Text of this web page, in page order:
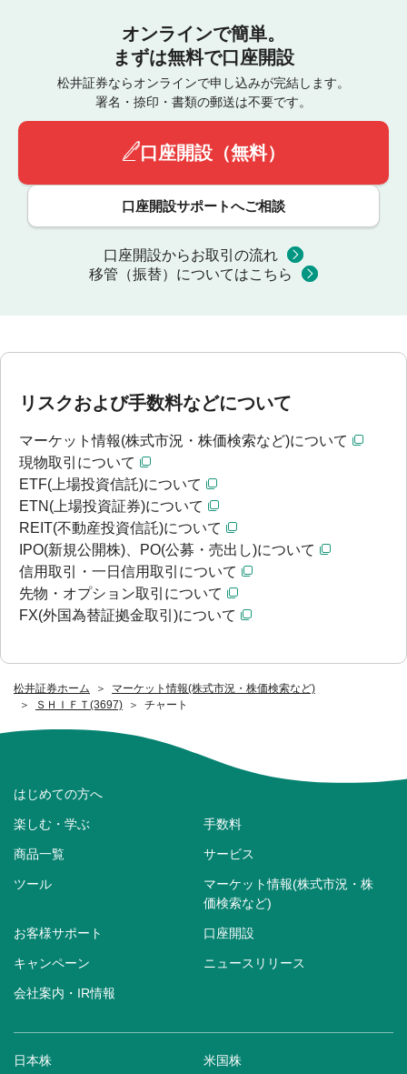
松井証券ホーム
マーケット情報(株式市況・株価検索など)
ＳＨＩＦＴ(3697)
チャート
オンラインで簡単。
まずは無料で口座開設
松井証券ならオンラインで申し込みが完結します。
署名・捺印・書類の郵送は不要です。
口座開設（無料）
口座開設サポートへご相談
口座開設からお取引の流れ
移管（振替）についてはこちら
リスクおよび手数料などについて
マーケット情報(株式市況・株価検索など)について
現物取引について
ETF(上場投資信託)について
ETN(上場投資証券)について
REIT(不動産投資信託)について
IPO(新規公開株)、PO(公募・売出し)について
信用取引・一日信用取引について
先物・オプション取引について
FX(外国為替証拠金取引)について
はじめての方へ
楽しむ・学ぶ 手数料
商品一覧 サービス
ツール
マーケット情報(株式市況・株
価検索など)
お客様サポート 口座開設
キャンペーン ニュースリリース
会社案内・IR情報
日本株 米国株